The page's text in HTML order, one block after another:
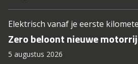
Elektrisch vanaf je eerste
Zero beloont nieuwe
5 augustus 2026